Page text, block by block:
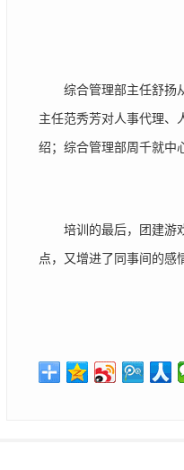
综合管理部主任舒扬从
主任范秀芳对人事代理、
绍；综合管理部周千就中
培训的最后，团建游戏
点，又增进了同事间的感